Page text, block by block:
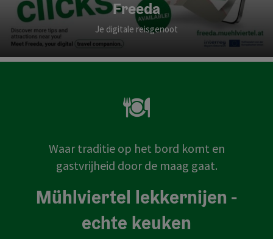
Freeda
Je digitale reisgenoot
Waar traditie op het bord komt en
gastvrijheid door de maag gaat.
Mühlviertel lekkernijen -
echte keuken